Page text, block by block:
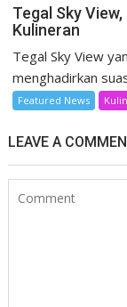
Tegal Sky
Kulineran
Tegal Sky View
menghadirkan
Featured News
LEAVE A